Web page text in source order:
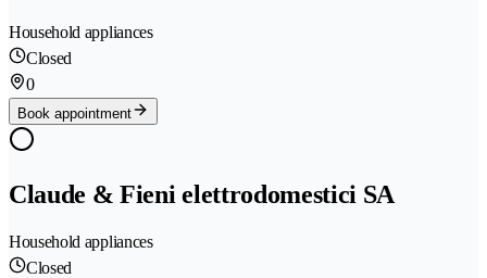
Household appliances
Closed
0
Book appointment
Claude & Fieni elettrodomestici SA
Household appliances
Closed